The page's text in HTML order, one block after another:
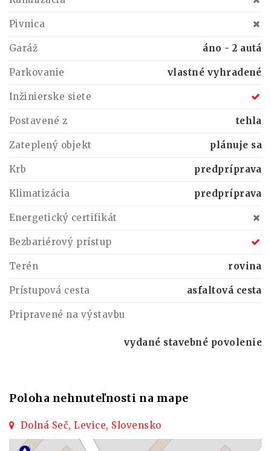
Pivnica
Garáž áno - 2 autá
Parkovanie vlastné vyhradené
Inžinierske siete
Postavené z tehla
Zateplený objekt plánuje sa
Krb predpríprava
Klimatizácia predpríprava
Energetický certifikát
Bezbariérový prístup
Terén rovina
Prístupová cesta asfaltová cesta
Pripravené na výstavbu
vydané stavebné povolenie
Poloha nehnuteľnosti na mape
Dolná Seč, Levice, Slovensko